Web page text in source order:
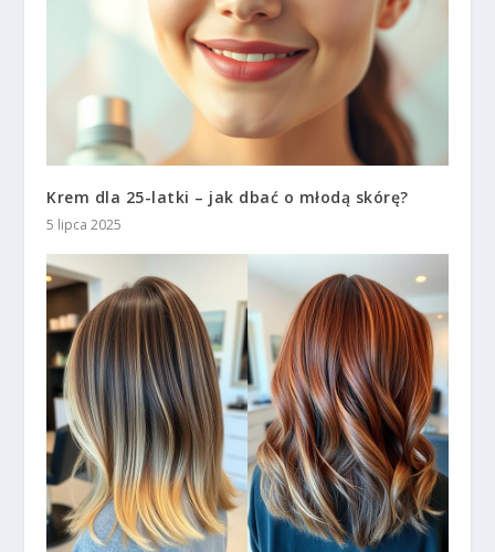
Krem dla 25-latki – jak dbać o młodą skórę?
5 lipca 2025